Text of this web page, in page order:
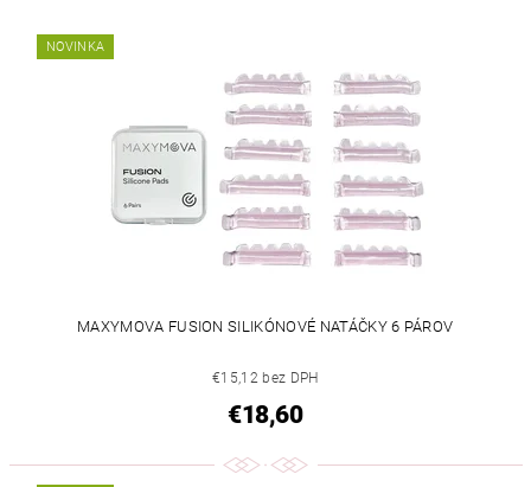
NOVINKA
MAXYMOVA FUSION SILIKÓNOVÉ NATÁČKY 6 PÁROV
€15,12 bez DPH
€18,60